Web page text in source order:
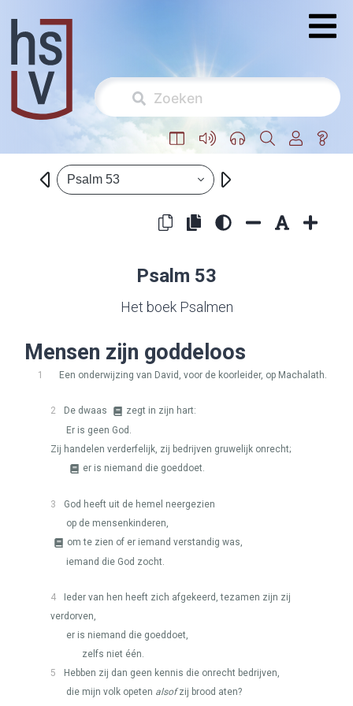
Psalm 53
Psalm 53
Het boek Psalmen
Mensen zijn goddeloos
1 Een onderwijzing van David, voor de koorleider, op Machalath.
2 De dwaas
zegt in zijn hart:
Er is geen God.
Zij handelen verderfelijk, zij bedrijven gruwelijk onrecht;
er is niemand die goeddoet.
3
God heeft uit de hemel neergezien
op de mensenkinderen,
om te zien of er iemand verstandig was,
iemand die God zocht.
4
Ieder van hen heeft zich afgekeerd, tezamen zijn zij
verdorven,
er is niemand die goeddoet,
zelfs niet één.
5
Hebben zij dan geen kennis die onrecht bedrijven,
die mijn volk opeten alsofzij brood aten?